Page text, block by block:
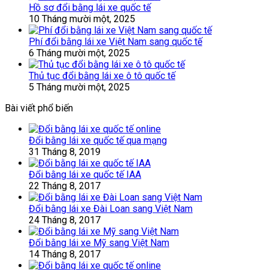
Hồ sơ đổi bằng lái xe quốc tế
10 Tháng mười một, 2025
Phí đổi bằng lái xe Việt Nam sang quốc tế
6 Tháng mười một, 2025
Thủ tục đổi bằng lái xe ô tô quốc tế
5 Tháng mười một, 2025
Bài viết phổ biến
Đổi bằng lái xe quốc tế qua mạng
31 Tháng 8, 2019
Đổi bằng lái xe quốc tế IAA
22 Tháng 8, 2017
Đổi bằng lái xe Đài Loan sang Việt Nam
24 Tháng 8, 2017
Đổi bằng lái xe Mỹ sang Việt Nam
14 Tháng 8, 2017